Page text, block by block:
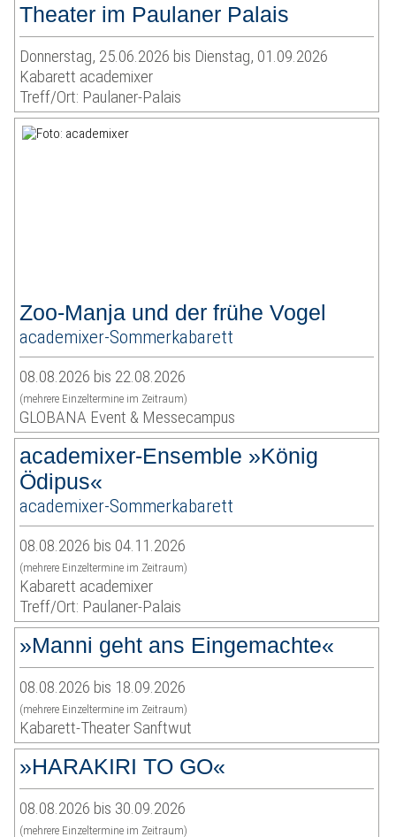
Theater im Paulaner Palais
Donnerstag, 25.06.2026 bis Dienstag, 01.09.2026
Kabarett academixer
Treff/Ort: Paulaner-Palais
Zoo-Manja und der frühe Vogel
academixer-Sommerkabarett
08.08.2026 bis 22.08.2026
(mehrere Einzeltermine im Zeitraum)
GLOBANA Event & Messecampus
academixer-Ensemble »König
Ödipus«
academixer-Sommerkabarett
08.08.2026 bis 04.11.2026
(mehrere Einzeltermine im Zeitraum)
Kabarett academixer
Treff/Ort: Paulaner-Palais
»Manni geht ans Eingemachte«
08.08.2026 bis 18.09.2026
(mehrere Einzeltermine im Zeitraum)
Kabarett-Theater Sanftwut
»HARAKIRI TO GO«
08.08.2026 bis 30.09.2026
(mehrere Einzeltermine im Zeitraum)